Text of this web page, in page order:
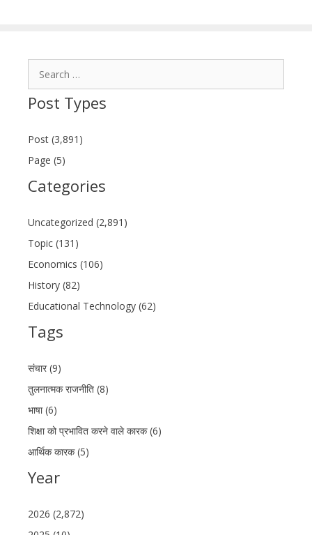
Post Types
Post (3,891)
Page (5)
Categories
Uncategorized (2,891)
Topic (131)
Economics (106)
History (82)
Educational Technology (62)
Tags
संचार (9)
तुलनात्मक राजनीति (8)
भाषा (6)
शिक्षा को प्रभावित करने वाले कारक (6)
आर्थिक कारक (5)
Year
2026 (2,872)